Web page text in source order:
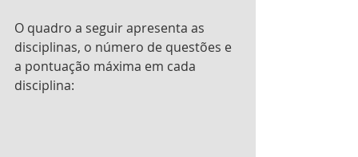
O quadro a seguir apresenta as
disciplinas, o número de questões e
a pontuação máxima em cada
disciplina: